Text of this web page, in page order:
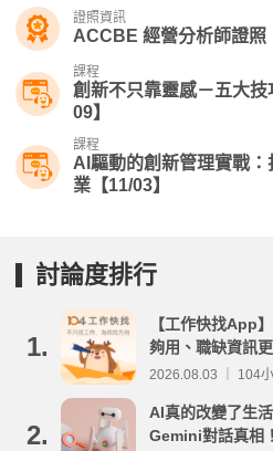
證照資訊
ACCBE 經營分析師證照
課程
創新不只靠靈感－五大
09】
課程
AI驅動的創新管理實戰
業【11/03】
討論度排行
1.
【工作快找App
夠用、職缺資訊
2026.08.03 ｜ 104
2.
AI真的改變了生
Gemini對話真相！